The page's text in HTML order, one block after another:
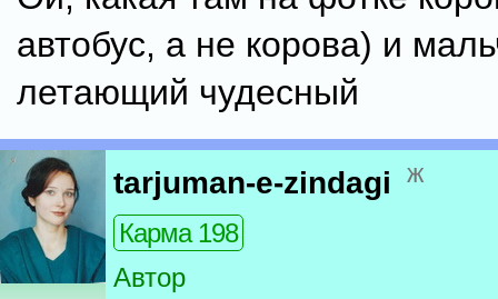
автобус, а не корова) и
летающий чудесный
tarjuman-e-zindagi ж
Карма 198
Автор